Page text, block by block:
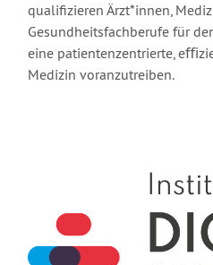
qualifizieren Ärzt*innen,
Gesundheitsfachberufe für
eine patientenzentrierte,
Medizin voranzutreiben.